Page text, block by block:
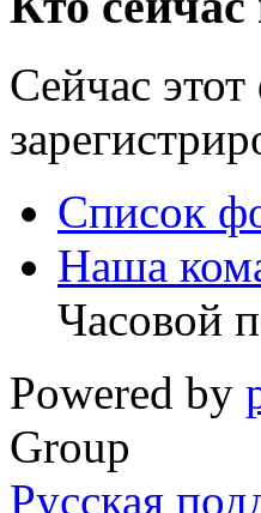
Сейчас
Список
Наша
Часовой
Powered by
Group
Русская